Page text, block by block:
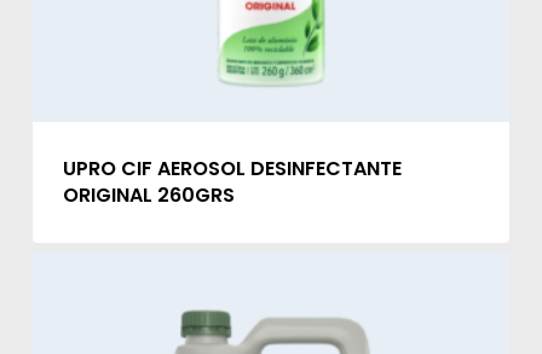
UPRO CIF AEROSOL DESINFECTANTE
ORIGINAL 260GRS